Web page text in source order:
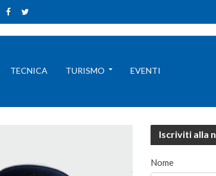
TECNICA TURISMO EVENTI
Iscriviti alla
Nome